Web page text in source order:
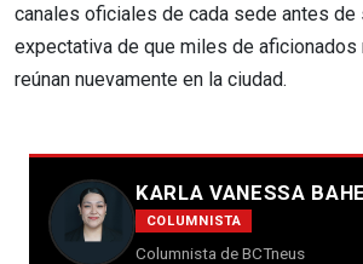
canales oficiales de cada sede antes de
expectativa de que miles de
reúnan nuevamente en la ciudad.
KARLA VANESSA
COLUMNISTA
Columnista de BCTneus